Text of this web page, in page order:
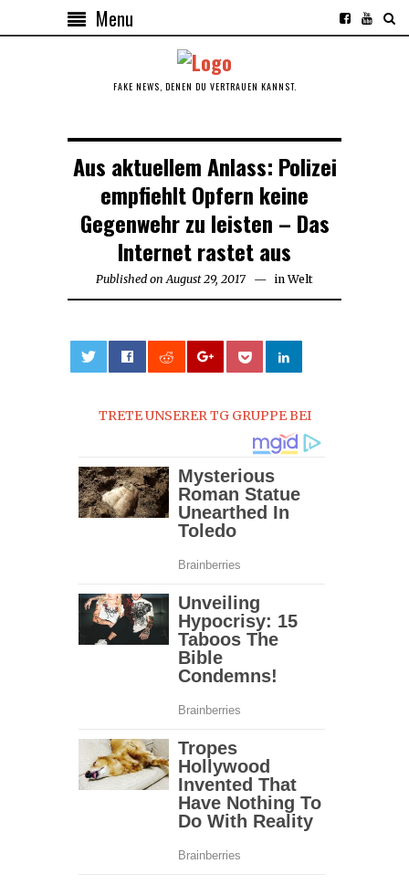
Menu
FAKE NEWS, DENEN DU VERTRAUEN KANNST.
Aus aktuellem Anlass: Polizei
empfiehlt Opfern keine
Gegenwehr zu leisten – Das
Internet rastet aus
Published on August 29, 2017 in Welt
TRETE UNSERER TG GRUPPE BEI